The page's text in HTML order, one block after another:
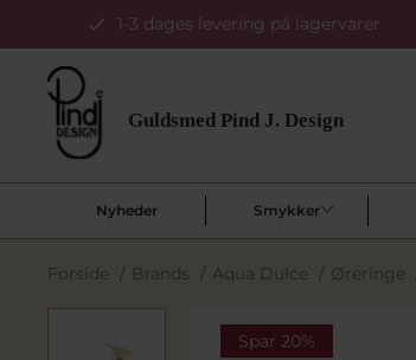
1-3 dages levering på lagervarer
Nyheder Smykker
Forside / Brands / Aqua Dulce / Øreringe
Spar 20%